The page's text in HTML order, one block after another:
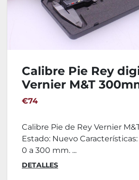
Calibre Pie Rey
Vernier M&T
€74
Calibre Pie de Rey Vernier
Estado: Nuevo
0 a 300 mm. ...
DETALLES